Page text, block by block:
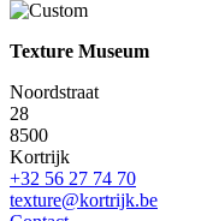
Texture Museum
Noordstraat
28
8500
Kortrijk
+32 56 27 74 70
texture@kortrijk.be